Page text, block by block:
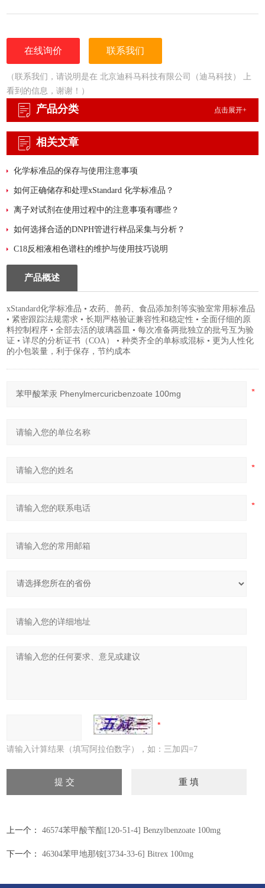
• 详尽的分析证书（COA）
• 更为人性化的小包装量，利于保存，节约成本
在线询价 联系我们
（联系我们，请说明是在 北京迪科马科技有限公司（迪马科技） 上
看到的信息，谢谢！）
产品分类 点击展开+
相关文章
化学标准品的保存与使用注意事项
如何正确储存和处理xStandard 化学标准品？
离子对试剂在使用过程中的注意事项有哪些？
如何选择合适的DNPH管进行样品采集与分析？
C18反相液相色谱柱的维护与使用技巧说明
产品概述
xStandard化学标准品 • 农药、兽药、食品添加剂等实验室常用标准品
• 紧密跟踪法规需求 • 长期严格验证兼容性和稳定性 • 全面仔细的原
料控制程序 • 全部去活的玻璃器皿 • 每次准备两批独立的批号互为验
证 • 详尽的分析证书（COA） • 种类齐全的单标或混标 • 更为人性化
的小包装量，利于保存，节约成本
请输入计算结果（填写阿拉伯数字），如：三加四=7
上一个： 46574苯甲酸苄酯[120-51-4] Benzylbenzoate 100mg
下一个： 46304苯甲地那铵[3734-33-6] Bitrex 100mg